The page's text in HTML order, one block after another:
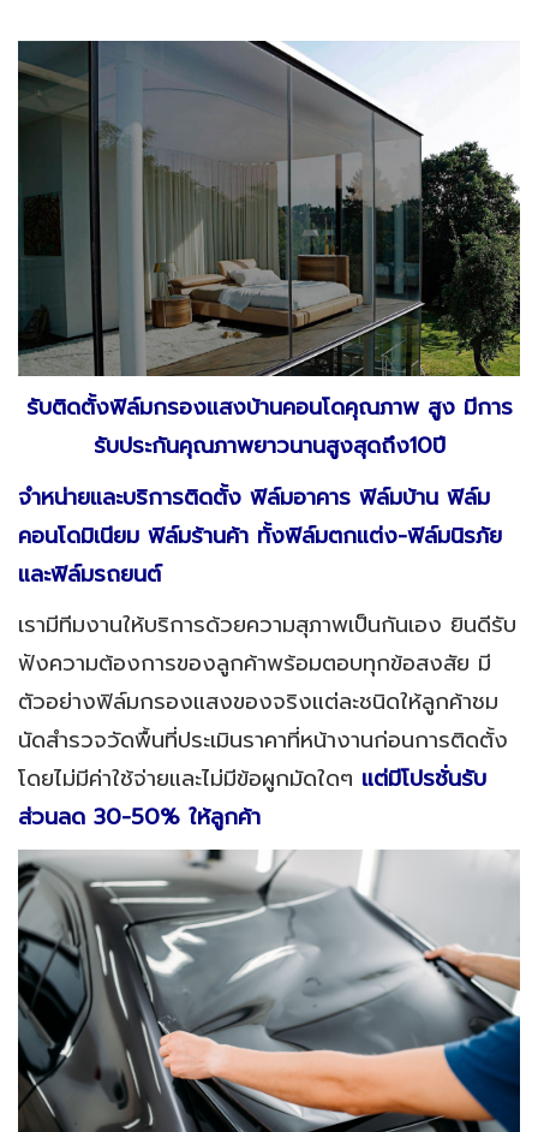
รับติดตั้งฟิล์มกรองแสงบ้านคอนโดคุณภาพ สูง มีการ
รับประกันคุณภาพยาวนานสูงสุดถึง10ปี
จำหน่ายและบริการติดตั้ง ฟิล์มอาคาร ฟิล์มบ้าน ฟิล์ม
คอนโดมิเนียม ฟิล์มร้านค้า ทั้งฟิล์มตกแต่ง-ฟิล์มนิรภัย
และฟิล์มรถยนต์
เรามีทีมงานให้บริการด้วยความสุภาพเป็นกันเอง ยินดีรับ
ฟังความต้องการของลูกค้าพร้อมตอบทุกข้อสงสัย มี
ตัวอย่างฟิล์มกรองแสงของจริงแต่ละชนิดให้ลูกค้าชม
นัดสำรวจวัดพื้นที่ประเมินราคาที่หน้างานก่อนการติดตั้ง
โดยไม่มีค่าใช้จ่ายและไม่มีข้อผูกมัดใดๆ แต่มีโปรชั่นรับ
ส่วนลด 30-50% ให้ลูกค้า